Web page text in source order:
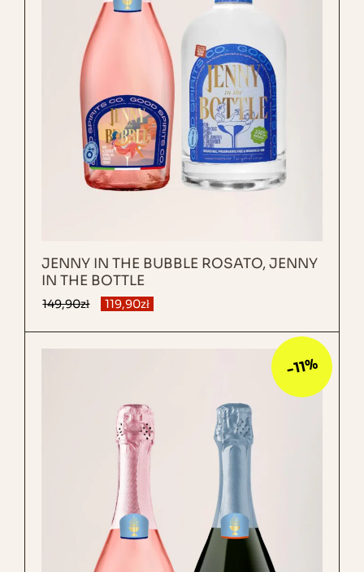
JENNY IN THE BUBBLE ROSATO, JENNY
IN THE BOTTLE
149,90zł 119,90zł
-11%